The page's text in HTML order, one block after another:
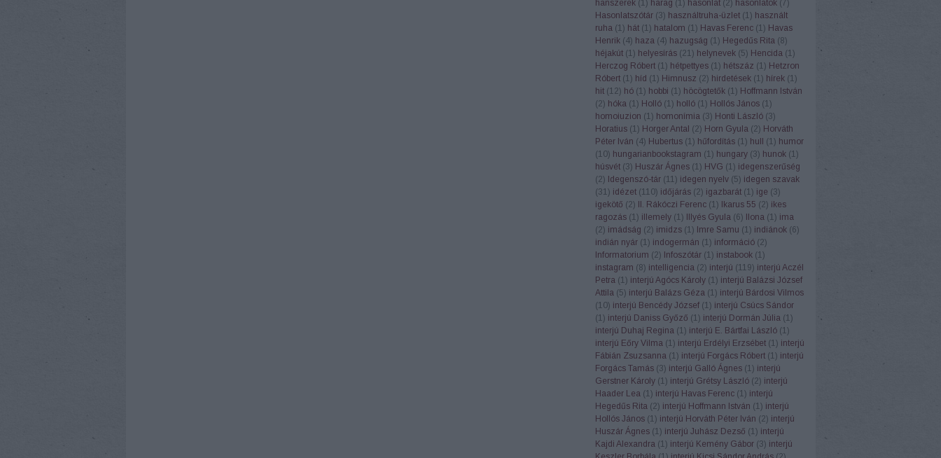
hanszerek (1) harag (1) hasonlat (2) hasonlatok (7)
Hasonlatszótár (3) használtruha-üzlet (1) használt
ruha (1) hát (1) hatalom (1) Havas Ferenc (1) Havas
Henrik (4) haza (4) hazugság (1) Hegedűs Rita (8)
héjakút (1) helyesírás (21) helynevek (5) Hencida (1)
Herczog Róbert (1) hétpettyes (1) hétszáz (1) Hetzron
Róbert (1) híd (1) Himnusz (2) hirdetések (1) hírek (1)
hit (12) hó (1) hobbi (1) höcögtetők (1) Hoffmann István
(2) hóka (1) Holló (1) holló (1) Hollós János (1)
homoiuzion (1) homonímia (3) Honti László (3)
Horatius (1) Horger Antal (2) Horn Gyula (2) Horváth
Péter Iván (4) Hubertus (1) hűfordítás (1) hull (1) humor
(10) hungarianbookstagram (1) hungary (3) hunok (1)
húsvét (3) Huszár Ágnes (1) HVG (1) idegenszerűség
(2) Idegenszó-tár (11) idegen nyelv (5) idegen szavak
(31) idézet (110) időjárás (2) igazbarát (1) ige (3)
igekötő (2) II. Rákóczi Ferenc (1) Ikarus 55 (2) ikes
ragozás (1) illemely (1) Illyés Gyula (6) Ilona (1) ima
(2) imádság (2) imidzs (1) Imre Samu (1) indiánok (6)
indián nyár (1) indogermán (1) információ (2)
Informatorium (2) Infoszótár (1) instabook (1)
instagram (8) intelligencia (2) interjú (119) interjú Aczél
Petra (1) interjú Agócs Károly (1) interjú Balázsi József
Attila (5) interjú Balázs Géza (1) interjú Bárdosi Vilmos
(10) interjú Bencédy József (1) interjú Csúcs Sándor
(1) interjú Daniss Győző (1) interjú Dormán Júlia (1)
interjú Duhaj Regina (1) interjú E. Bártfai László (1)
interjú Eőry Vilma (1) interjú Erdélyi Erzsébet (1) interjú
Fábián Zsuzsanna (1) interjú Forgács Róbert (1) interjú
Forgács Tamás (3) interjú Galló Ágnes (1) interjú
Gerstner Károly (1) interjú Grétsy László (2) interjú
Haader Lea (1) interjú Havas Ferenc (1) interjú
Hegedűs Rita (2) interjú Hoffmann István (1) interjú
Hollós János (1) interjú Horváth Péter Iván (2) interjú
Huszár Ágnes (1) interjú Juhász Dezső (1) interjú
Kajdi Alexandra (1) interjú Kemény Gábor (3) interjú